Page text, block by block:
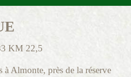
KM 22,5
à Almonte, près de la réserve